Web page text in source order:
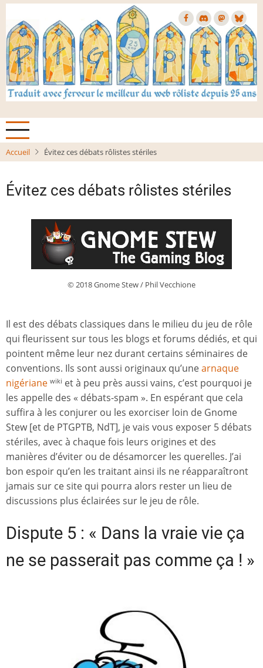
Aller
contenu
principal
Accueil Évitez ces débats rôlistes stériles
Évitez ces débats rôlistes stériles
© 2018 Gnome Stew / Phil Vecchione
Il est des débats classiques dans le milieu du jeu de rôle
qui fleurissent sur tous les blogs et forums dédiés, et qui
pointent même leur nez durant certains séminaires de
conventions. Ils sont aussi originaux qu’unearnaque
nigériane wiki et à peu près aussi vains, c’est pourquoi je
les appelle des « débats-spam ». En espérant que cela
suffira à les conjurer ou les exorciser loin de Gnome
Stew [et de PTGPTB, NdT], je vais vous exposer 5 débats
stériles, avec à chaque fois leurs origines et des
manières d’éviter ou de désamorcer les querelles. J’ai
bon espoir qu’en les traitant ainsi ils ne réapparaîtront
jamais sur ce site qui pourra alors rester un lieu de
discussions plus éclairées sur le jeu de rôle.
Dispute 5 : « Dans la vraie vie ça
ne se passerait pas comme ça ! »